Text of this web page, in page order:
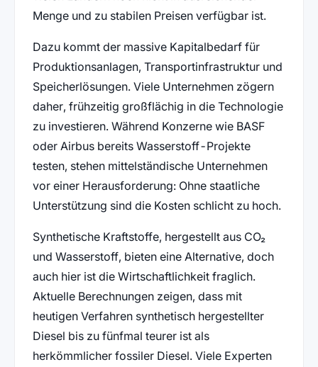
Menge und zu stabilen Preisen verfügbar ist.
Dazu kommt der massive Kapitalbedarf für
Produktionsanlagen, Transportinfrastruktur und
Speicherlösungen. Viele Unternehmen zögern
daher, frühzeitig großflächig in die Technologie
zu investieren. Während Konzerne wie BASF
oder Airbus bereits Wasserstoff-Projekte
testen, stehen mittelständische Unternehmen
vor einer Herausforderung: Ohne staatliche
Unterstützung sind die Kosten schlicht zu hoch.
Synthetische Kraftstoffe, hergestellt aus CO₂
und Wasserstoff, bieten eine Alternative, doch
auch hier ist die Wirtschaftlichkeit fraglich.
Aktuelle Berechnungen zeigen, dass mit
heutigen Verfahren synthetisch hergestellter
Diesel bis zu fünfmal teurer ist als
herkömmlicher fossiler Diesel. Viele Experten